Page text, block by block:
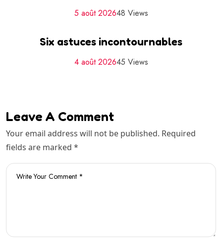
5 août 202648 Views
Six astuces incontournables
4 août 202645 Views
Leave A Comment
Your email address will not be published. Required
fields are marked *